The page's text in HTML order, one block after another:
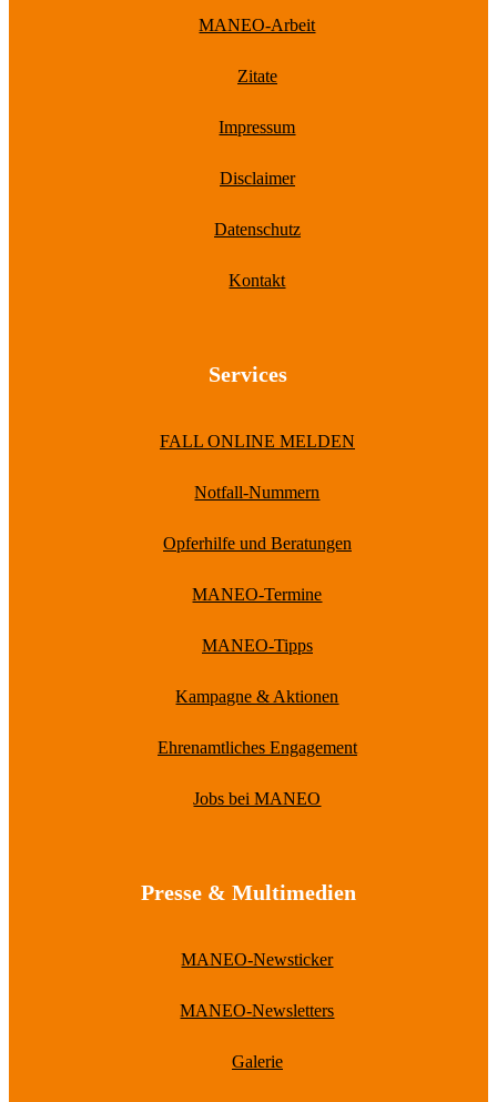
MANEO-Arbeit
Zitate
Impressum
Disclaimer
Datenschutz
Kontakt
Services
FALL ONLINE MELDEN
Notfall-Nummern
Opferhilfe und Beratungen
MANEO-Termine
MANEO-Tipps
Kampagne & Aktionen
Ehrenamtliches Engagement
Jobs bei MANEO
Presse & Multimedien
MANEO-Newsticker
MANEO-Newsletters
Galerie